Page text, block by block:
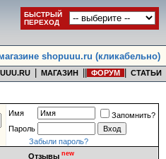
БЫСТРЫЙ
ПЕРЕХОД
shopuuu.ru (кликабельно)
UUU.RU МАГАЗИН ФОРУМ СТАТЬИ
Имя
Запомнить?
Пароль
Забыли пароль?
Отзывы new